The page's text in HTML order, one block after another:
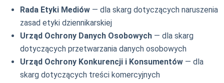
Rada Etyki Mediów — dla skarg dotyczących naruszenia
zasad etyki dziennikarskiej
Urząd Ochrony Danych Osobowych — dla skarg
dotyczących przetwarzania danych osobowych
Urząd Ochrony Konkurencji i Konsumentów — dla
skarg dotyczących treści komercyjnych